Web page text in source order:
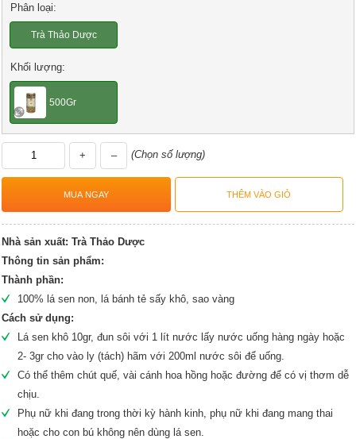
Phân loại:
Trà Thảo Dược
Khối lượng:
500Gr
+ – (Chọn số lượng)
Nhà sản xuất: Trà Thảo Dược
Thông tin sản phẩm:
Thành phần:
100% lá sen non, lá bánh tẻ sấy khô, sao vàng
Cách sử dụng:
Lá sen khô 10gr, đun sôi với 1 lít nước lấy nước uống hàng ngày hoặc
2- 3gr cho vào ly (tách) hãm với 200ml nước sôi để uống.
Có thể thêm chút quế, vài cánh hoa hồng hoặc đường để có vị thơm dễ
chịu.
Phụ nữ khi đang trong thời kỳ hành kinh, phụ nữ khi đang mang thai
hoặc cho con bú không nên dùng lá sen.